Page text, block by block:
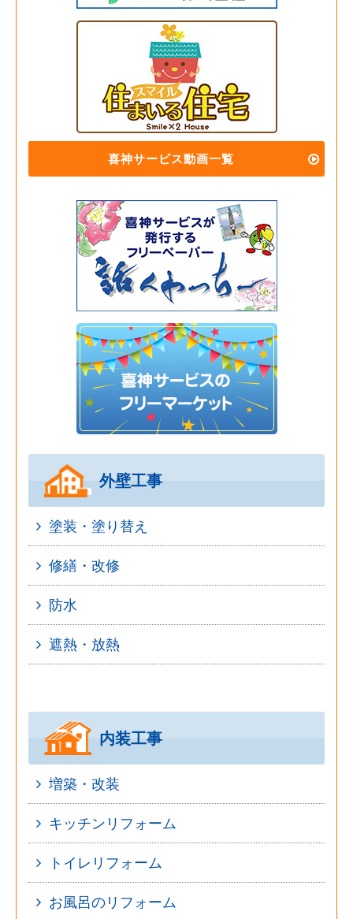
喜神サービス動画一覧
外壁工事
塗装・塗り替え
修繕・改修
防水
遮熱・放熱
内装工事
増築・改装
キッチンリフォーム
トイレリフォーム
お風呂のリフォーム